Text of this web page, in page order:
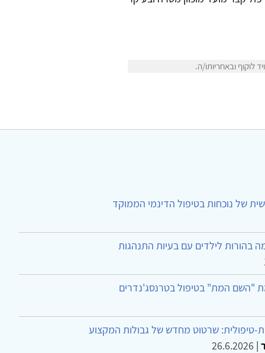
לוקוף ובאחריותו/ה.
של נוכחות בטיפול הדינמי הממוקד
בהורות לילדים עם בעיות התנהגות
"השם המת" בטיפול בטרנסג'נדרים
טיפולית: שרטוט מחדש של גבולות המקצוע
|
26.6.2026